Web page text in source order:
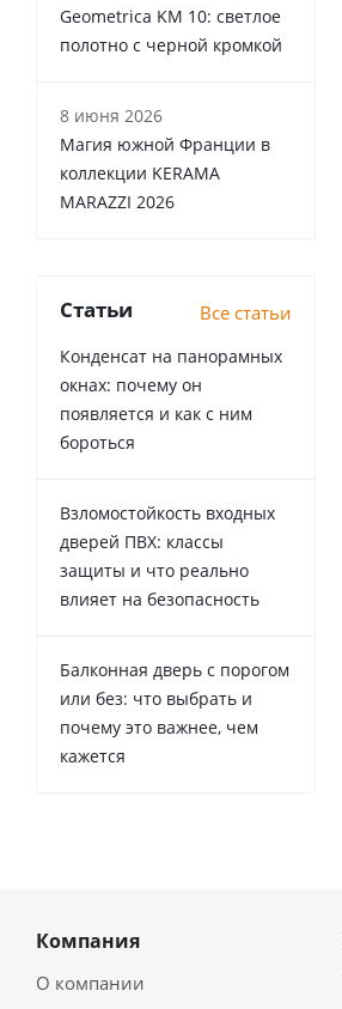
Geometrica KM 10: светлое
полотно с черной кромкой
8 июня 2026
Магия южной Франции в
коллекции KERAMA
MARAZZI 2026
Статьи Все статьи
Конденсат на панорамных
окнах: почему он
появляется и как с ним
бороться
Взломостойкость входных
дверей ПВХ: классы
защиты и что реально
влияет на безопасность
Балконная дверь с порогом
или без: что выбрать и
почему это важнее, чем
кажется
Компания
О компании